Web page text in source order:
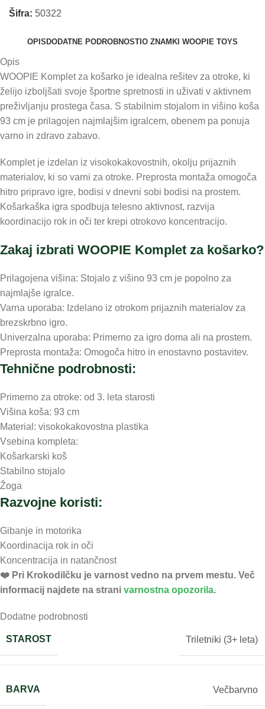
Šifra: 50322
OPIS DODATNE PODROBNOSTI O ZNAMKI WOOPIE TOYS
Opis
WOOPIE Komplet za košarko je idealna rešitev za otroke, ki
želijo izboljšati svoje športne spretnosti in uživati v aktivnem
preživljanju prostega časa. S stabilnim stojalom in višino koša
93 cm je prilagojen najmlajšim igralcem, obenem pa ponuja
varno in zdravo zabavo.
Komplet je izdelan iz visokokakovostnih, okolju prijaznih
materialov, ki so varni za otroke. Preprosta montaža omogoča
hitro pripravo igre, bodisi v dnevni sobi bodisi na prostem.
Košarkaška igra spodbuja telesno aktivnost, razvija
koordinacijo rok in oči ter krepi otrokovo koncentracijo.
Zakaj izbrati WOOPIE Komplet za košarko?
Prilagojena višina: Stojalo z višino 93 cm je popolno za
najmlajše igralce.
Varna uporaba: Izdelano iz otrokom prijaznih materialov za
brezskrbno igro.
Univerzalna uporaba: Primerno za igro doma ali na prostem.
Preprosta montaža: Omogoča hitro in enostavno postavitev.
Tehnične podrobnosti:
Primerno za otroke: od 3. leta starosti
Višina koša: 93 cm
Material: visokokakovostna plastika
Vsebina kompleta:
Košarkarski koš
Stabilno stojalo
Žoga
Razvojne koristi:
Gibanje in motorika
Koordinacija rok in oči
Koncentracija in natančnost
❤️ ️Pri Krokodilčku je varnost vedno na prvem mestu. Več
informacij najdete na strani varnostna opozorila.
Dodatne podrobnosti
STAROST Triletniki (3+ leta)
BARVA Večbarvno